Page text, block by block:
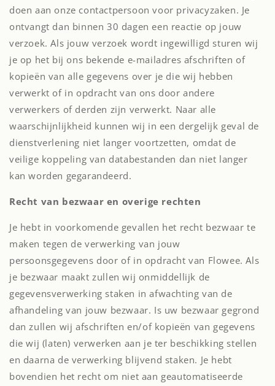
doen aan onze contactpersoon voor privacyzaken. Je
ontvangt dan binnen 30 dagen een reactie op jouw
verzoek. Als jouw verzoek wordt ingewilligd sturen wij
je op het bij ons bekende e-mailadres afschriften of
kopieën van alle gegevens over je die wij hebben
verwerkt of in opdracht van ons door andere
verwerkers of derden zijn verwerkt. Naar alle
waarschijnlijkheid kunnen wij in een dergelijk geval de
dienstverlening niet langer voortzetten, omdat de
veilige koppeling van databestanden dan niet langer
kan worden gegarandeerd.
Recht van bezwaar en overige rechten
Je hebt in voorkomende gevallen het recht bezwaar te
maken tegen de verwerking van jouw
persoonsgegevens door of in opdracht van Flowee. Als
je bezwaar maakt zullen wij onmiddellijk de
gegevensverwerking staken in afwachting van de
afhandeling van jouw bezwaar. Is uw bezwaar gegrond
dan zullen wij afschriften en/of kopieën van gegevens
die wij (laten) verwerken aan je ter beschikking stellen
en daarna de verwerking blijvend staken. Je hebt
bovendien het recht om niet aan geautomatiseerde